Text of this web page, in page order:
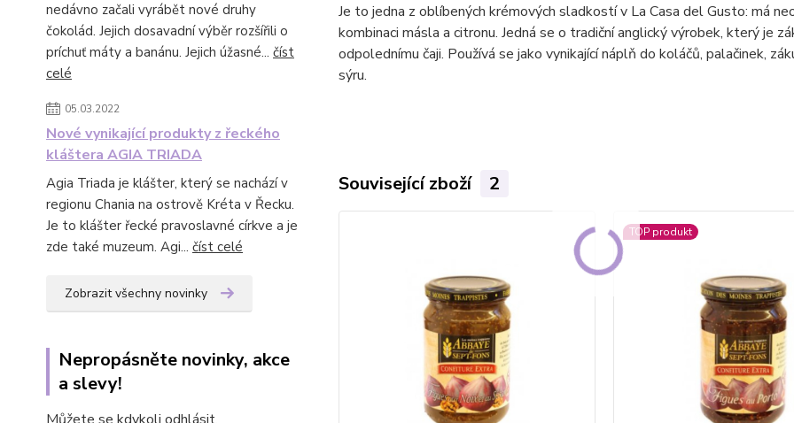
nedávno začali vyrábět nové druhy
čokolád. Jejich dosavadní výběr rozšířili o
príchuť máty a banánu. Jejich úžasné... číst
celé
05.03.2022
Nové vynikající produkty z řeckého
kláštera AGIA TRIADA
Agia Triada je klášter, který se nachází v
regionu Chania na ostrově Kréta v Řecku.
Je to klášter řecké pravoslavné církve a je
zde také muzeum. Agi... číst celé
Zobrazit všechny novinky
Nepropásněte novinky, akce
a slevy!
Je to jedna z oblíbených krémových sladkostí v La Casa del Gusto: má
kombinaci másla a citronu. Jedná se o tradiční anglický výrobek, který je
odpolednímu čaji. Používá se jako vynikající náplň do koláčů, palačinek,
sýru.
Související zboží 2
TOP produkt